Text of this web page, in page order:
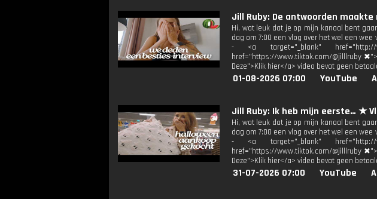
Jill Ruby: De antwoorden
Hi, wat leuk dat je op mijn kanaal bent
dag om 7:00 een vlog over het wel een
- <a target="_blank"
href="https://www.tiktok.com/@jilllruby
Deze">Klik hier</a> video bevat geen
01-08-2026 07:00 YouTube
Jill Ruby: Ik heb mijn eerste… ★
Hi, wat leuk dat je op mijn kanaal bent
dag om 7:00 een vlog over het wel een
- <a target="_blank"
href="https://www.tiktok.com/@jilllruby
Deze">Klik hier</a> video bevat geen
31-07-2026 07:00 YouTube